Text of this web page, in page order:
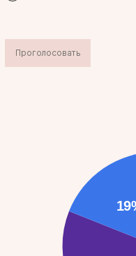
Проголосовать